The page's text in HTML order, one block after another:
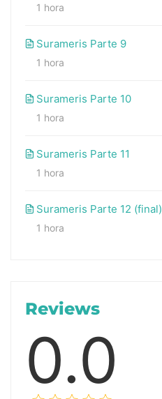
1 hora
Surameris Parte 9
1 hora
Surameris Parte 10
1 hora
Surameris Parte 11
1 hora
Surameris Parte 12 (final)
1 hora
Reviews
0.0